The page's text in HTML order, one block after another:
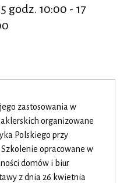
godz. 10:00 - 17
zastosowania w
organizowane
Polskiego przy
opracowane w
domów i biur
z dnia 26 kwietnia